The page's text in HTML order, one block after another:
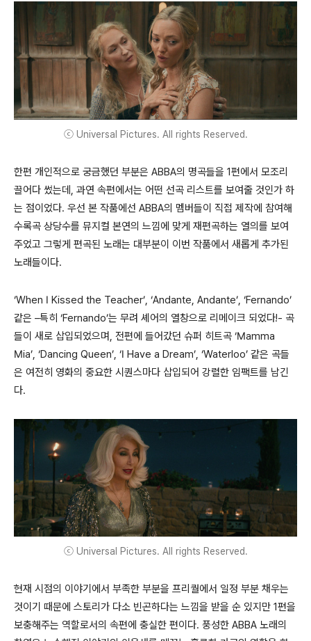
ⓒ Universal Pictures. All rights Reserved.
한편 개인적으로 궁금했던 부분은 ABBA의 명곡들을 1편에서 모조리
끌어다 썼는데, 과연 속편에서는 어떤 선곡 리스트를 보여줄 것인가 하
는 점이었다. 우선 본 작품에선 ABBA의 멤버들이 직접 제작에 참여해
수록곡 상당수를 뮤지컬 본연의 느낌에 맞게 재편곡하는 열의를 보여
주었고 그렇게 편곡된 노래는 대부분이 이번 작품에서 새롭게 추가된
노래들이다.
‘When I Kissed the Teacher’, ‘Andante, Andante’, ‘Fernando’
같은 –특히 ‘Fernando’는 무려 셰어의 열창으로 리메이크 되었다!- 곡
들이 새로 삽입되었으며, 전편에 들어갔던 슈퍼 히트곡 ‘Mamma
Mia’, ‘Dancing Queen’, ‘I Have a Dream’, ‘Waterloo’ 같은 곡들
은 여전히 영화의 중요한 시퀀스마다 삽입되어 강렬한 임팩트를 남긴
다.
ⓒ Universal Pictures. All rights Reserved.
현재 시점의 이야기에서 부족한 부분을 프리퀄에서 일정 부분 채우는
것이기 때문에 스토리가 다소 빈곤하다는 느낌을 받을 순 있지만 1편을
보충해주는 역할로서의 속편에 충실한 편이다. 풍성한 ABBA 노래의